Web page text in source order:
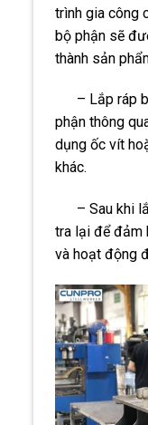
trình gia công
bộ phận sẽ
thành sản
– Lắp ráp
phận thông
dụng ốc vít
khác.
– Sau khi
tra lại để đảm
và hoạt động